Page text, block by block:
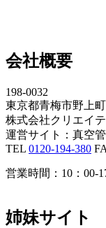
会社概要
198-0032
東京都青梅市野上
株式会社クリエイ
運営サイト：真空
TEL 0120-194-380
営業時間：10：00-
姉妹サイト